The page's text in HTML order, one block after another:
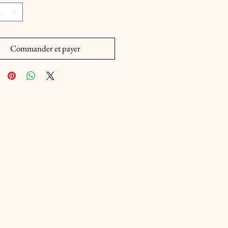
Commander et payer